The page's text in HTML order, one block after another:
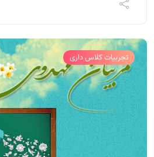
تجربیات کلاس داری